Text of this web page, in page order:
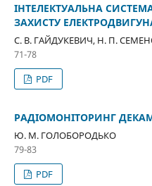
ІНТЕЛЕКТУАЛЬНА
ЗАХИСТУ
С. В. ГАЙДУКЕВИЧ, Н. П.
71-78
PDF
РАДІОМОНІТОРИНГ
Ю. М. ГОЛОБОРОДЬКО
79-83
PDF